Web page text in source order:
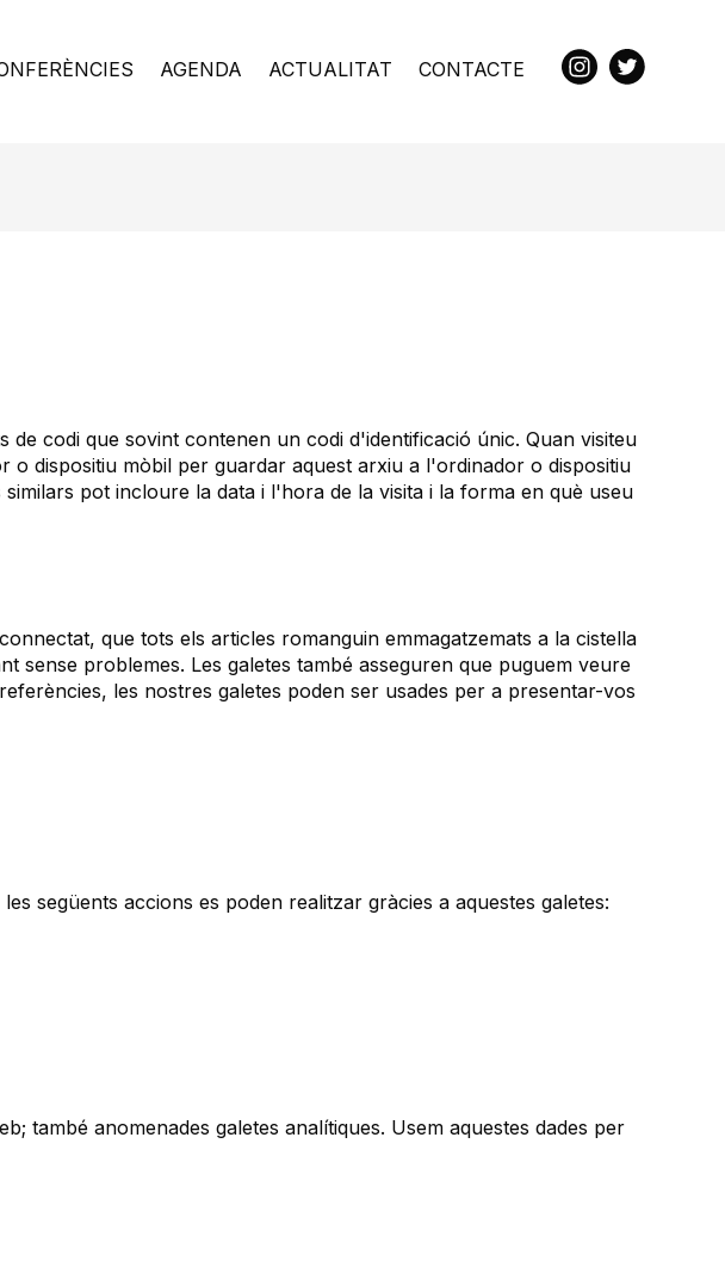
AGENDA ACTUALITAT CONTACTE
codi que sovint contenen un codi d'identificació únic. Quan visiteu
dispositiu mòbil per guardar aquest arxiu a l'ordinador o dispositiu
pot incloure la data i l'hora de la visita i la forma en què useu
que tots els articles romanguin emmagatzemats a la cistella
sense problemes. Les galetes també asseguren que puguem veure
les nostres galetes poden ser usades per a presentar-vos
següents accions es poden realitzar gràcies a aquestes galetes:
també anomenades galetes analítiques. Usem aquestes dades per